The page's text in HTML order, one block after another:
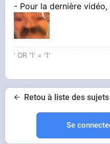
- Pour la dernière
' OR '1' = '1'
Retou à liste des sujets
Se